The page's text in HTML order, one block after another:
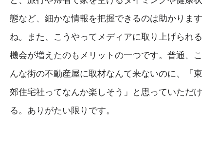
態など、細かな情報を把握できるのは助かります
ね。また、こうやってメディアに取り上げられる
機会が増えたのもメリットの一つです。普通、こ
んな街の不動産屋に取材なんて来ないのに、「東
郊住宅社ってなんか楽しそう」と思っていただけ
る。ありがたい限りです。